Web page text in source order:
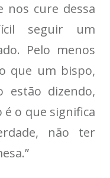
nos cure dessa
seguir um
Pelo menos
que um bispo,
dizendo,
é o que significa
não ter